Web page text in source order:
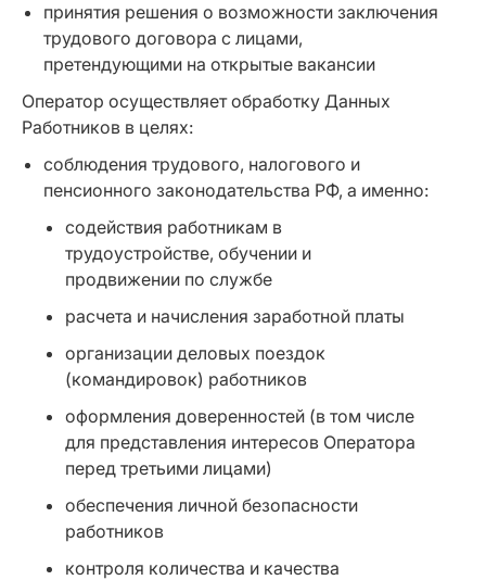
принятия решения о возможности заключения
трудового договора с лицами,
претендующими на открытые вакансии
Оператор осуществляет обработку Данных
Работников в целях:
соблюдения трудового, налогового и
пенсионного законодательства РФ, а именно:
содействия работникам в
трудоустройстве, обучении и
продвижении по службе
расчета и начисления заработной платы
организации деловых поездок
(командировок) работников
оформления доверенностей (в том числе
для представления интересов Оператора
перед третьими лицами)
обеспечения личной безопасности
работников
контроля количества и качества